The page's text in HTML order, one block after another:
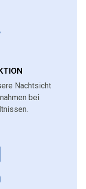
Nachtsicht
bei